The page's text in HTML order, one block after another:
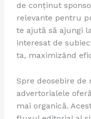
de conținut
relevante pentru
te ajută să ajungi
interesat de
ta, maximizând
Spre deosebire de
advertorialele
mai organică.